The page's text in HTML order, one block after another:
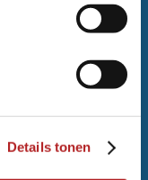
Details tonen